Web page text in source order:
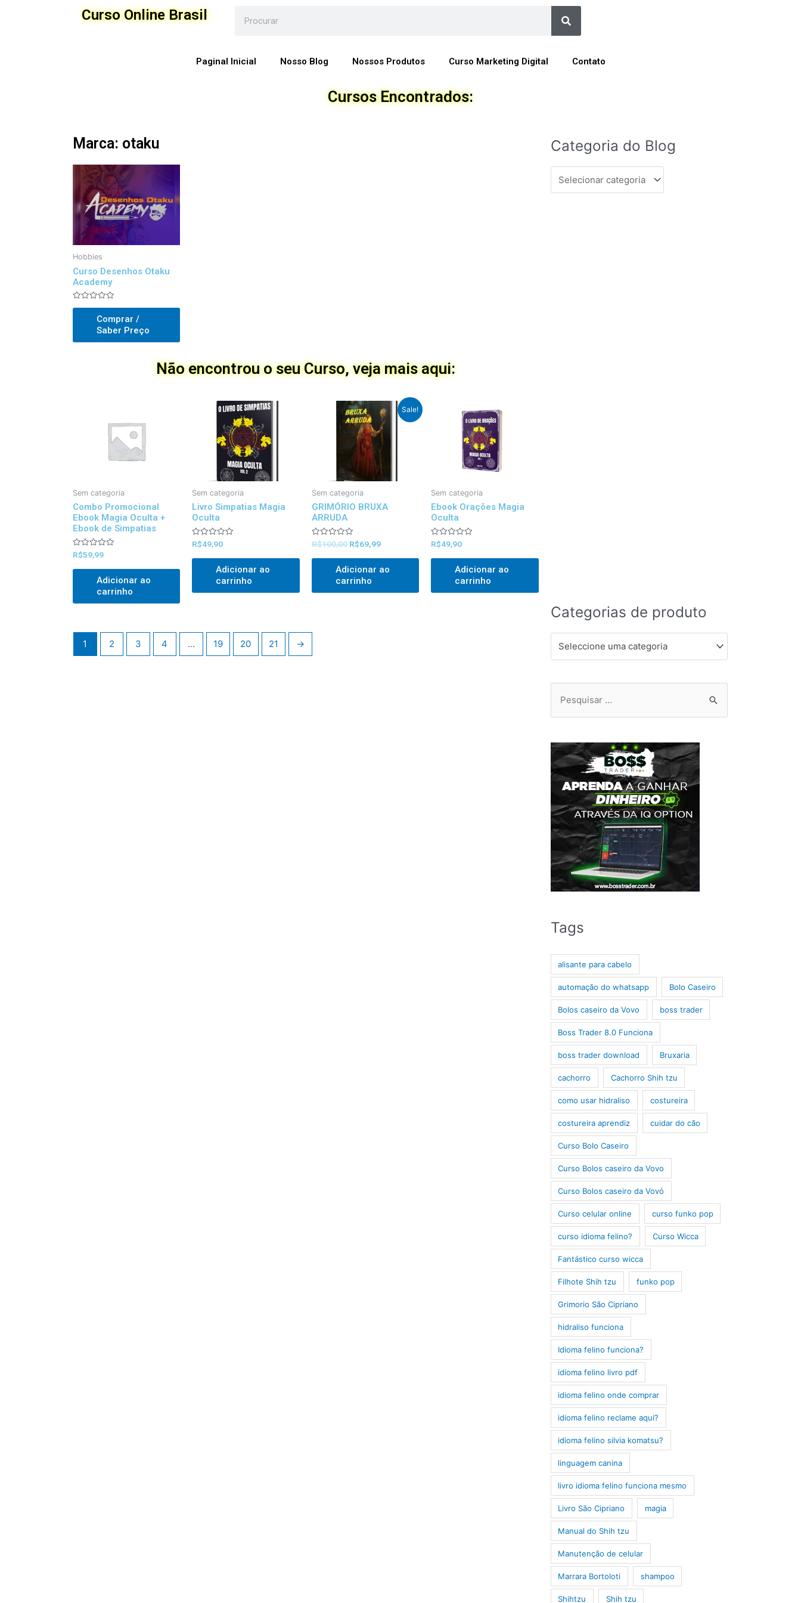
Curso Online Brasil Search
Paginal Inicial Nosso Blog Nossos Produtos Curso Marketing Digital Contato
Cursos Encontrados:
Marca: otaku
Hobbies
Curso Desenhos Otaku
Academy
Avaliado
Comprar /
Saber Preço
Não encontrou o seu Curso, veja mais aqui:
Sem categoria
Combo Promocional
Ebook Magia Oculta +
Ebook de Simpatias
Avaliado
out
R$59,99
Adicionar ao
carrinho
Sem categoria
Livro Simpatias Magia
Oculta
Avaliado
out
R$49,90
Adicionar ao
carrinho
Sale!
Sem categoria
GRIMÓRIO BRUXA
ARRUDA
Avaliado
out
R$100,00
Preço
Original
foi:
R$100,00.
R$69,99
Preço
atual
é:
R$69,99.
Adicionar ao
carrinho
Sem categoria
Ebook Orações Magia
Oculta
Avaliado
out
R$49,90
Adicionar ao
carrinho
1 2 3 4 … 19 20 21 →
Categoria do Blog
Categoria
Blog
Categorias de produto
Seleccione uma categoria
Pesquisar
por:
Tags
alisante para cabelo
automação do whatsapp Bolo Caseiro
Bolos caseiro da Vovo boss trader
Boss Trader 8.0 Funciona
boss trader download Bruxaria
cachorro Cachorro Shih tzu
como usar hidraliso costureira
costureira aprendiz cuidar do cão
Curso Bolo Caseiro
Curso Bolos caseiro da Vovo
Curso Bolos caseiro da Vovó
Curso celular online curso funko pop
curso idioma felino? Curso Wicca
Fantástico curso wicca
Filhote Shih tzu funko pop
Grimorio São Cipriano
hidraliso funciona
Idioma felino funciona?
idioma felino livro pdf
idioma felino onde comprar
idioma felino reclame aqui?
idioma felino silvia komatsu?
linguagem canina
livro idioma felino funciona mesmo
Livro São Cipriano magia
Manual do Shih tzu
Manutenção de celular
Marrara Bortoloti shampoo
Shihtzu Shih tzu